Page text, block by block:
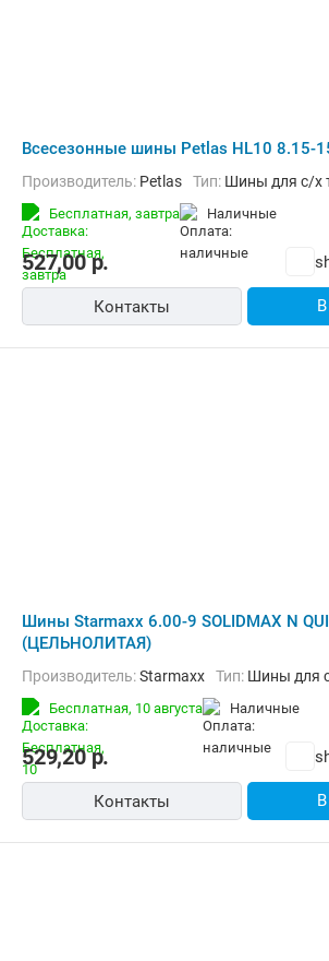
Всесезонные шины Petlas HL10 8.15-
Производитель: Petlas Тип: Шины для с/х
Бесплатная, завтра наличные
527,00р.
Контакты
Шины Starmaxx 6.00-9 SOLIDMAX N
(ЦЕЛЬНОЛИТАЯ)
Производитель:Starmaxx Тип: Шины для
Бесплатная, 10 августа наличные
529,20р.
Контакты